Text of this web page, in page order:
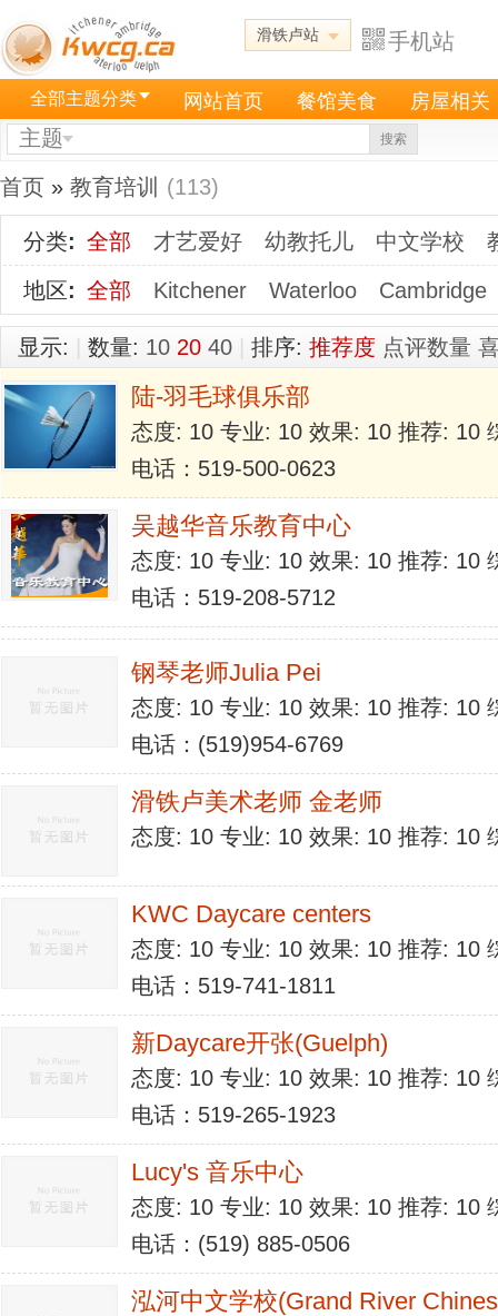
滑铁卢站 手机站
全部主题分类 网站首页 餐馆美食 房屋相关
主题 搜索
首页 » 教育培训 (113)
分类: 全部 才艺爱好 幼教托儿 中文学校
地区: 全部 Kitchener Waterloo Cambridge
显示: 数量: 10 20 40 排序: 推荐度 点评数量
陆-羽毛球俱乐部
态度: 10 专业: 10 效果: 10 推荐: 10
电话：519-500-0623
吴越华音乐教育中心
态度: 10 专业: 10 效果: 10 推荐: 10
电话：519-208-5712
钢琴老师Julia Pei
态度: 10 专业: 10 效果: 10 推荐: 10
电话：(519)954-6769
滑铁卢美术老师 金老师
态度: 10 专业: 10 效果: 10 推荐: 10
KWC Daycare centers
态度: 10 专业: 10 效果: 10 推荐: 10
电话：519-741-1811
新Daycare开张(Guelph)
态度: 10 专业: 10 效果: 10 推荐: 10
电话：519-265-1923
Lucy's 音乐中心
态度: 10 专业: 10 效果: 10 推荐: 10
电话：(519) 885-0506
泓河中文学校(Grand River